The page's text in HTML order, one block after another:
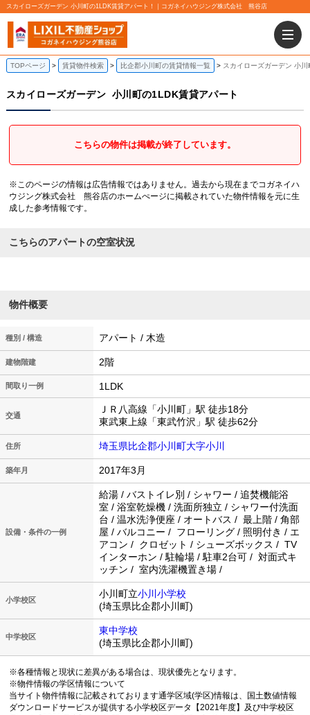
スカイローズガーデン 小川町の1LDK賃貸アパート！｜コガネイハウジング株式会社 熊谷店
TOPページ 賃貸物件検索 比企郡小川町の賃貸情報一覧 スカイローズガーデン 小
スカイローズガーデン 小川町の1LDK賃貸アパート
こちらの物件は掲載が終了しています。
※このページの情報は広告情報ではありません。過去から現在までコガネイハ
ウジング株式会社 熊谷店のホームぺージに掲載されていた物件情報を元に生
成した参考情報です。
こちらのアパートの空室状況
物件概要
種別 / 構造 アパート / 木造
建物階建 2階
間取り一例 1LDK
交通
ＪＲ八高線「小川町」駅 徒歩18分
東武東上線「東武竹沢」駅 徒歩62分
住所 埼玉県比企郡小川町大字小川
築年月 2017年3月
設備・条件の一例
給湯 / バストイレ別 / シャワー / 追焚機能浴
室 / 浴室乾燥機 / 洗面所独立 / シャワー付洗面
台 / 温水洗浄便座 / オートバス / 最上階 / 角部
屋 / バルコニー / フローリング / 照明付き / エ
アコン / クロゼット / シューズボックス / TV
インターホン / 駐輪場 / 駐車2台可 / 対面式キ
ッチン / 室内洗濯機置き場 /
小学校区
小川町立小川小学校
(埼玉県比企郡小川町)
中学校区
東中学校
(埼玉県比企郡小川町)
※各種情報と現状に差異がある場合は、現状優先となります。
※物件情報の学区情報について
当サイト物件情報に記載されております通学区域(学区)情報は、国土数値情報
ダウンロードサービスが提供する小学校区データ【2021年度】及び中学校区